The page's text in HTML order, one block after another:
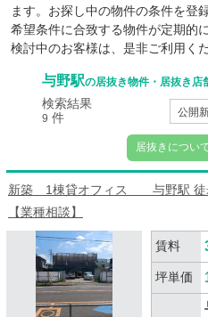
ます。お探し中の物件の条件を登
希望条件に合致する物件が定期的
検討中のお客様は、是非ご利用くだ
与野駅の居抜き物件・居抜き店
検索結果
9 件 公開
居抜きについ
新築 1棟貸オフィス 与野駅 徒
【業種相談】
賃料
坪単価